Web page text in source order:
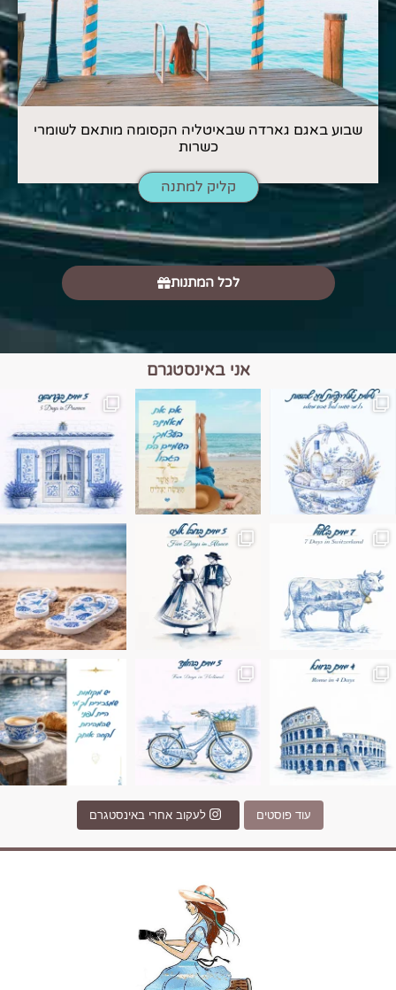
שבוע באגם גארדה שבאיטליה הקסומה מותאם לשומרי
כשרות
קליק למתנה
לכל המתנות
אני באינסטגרם
הם הגבול 💙🩵
בחבל אלזס צרפת
בחופשה שבו הכל נהיה פשוט יותר. החול, הי
Instagram post
Instagram post 17994326828955248
עוד פוסטים לעקוב אחרי באינסטגרם